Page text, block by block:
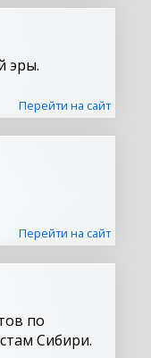
эры.
Перейти на сайт
Перейти на сайт
по
Сибири.